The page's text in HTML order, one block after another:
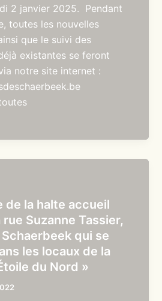
2 janvier 2025. Pendant
toutes les nouvelles
que le suivi des
existantes se feront
notre site internet :
de la halte accueil
Suzanne Tassier,
qui se
les locaux de la
du Nord »